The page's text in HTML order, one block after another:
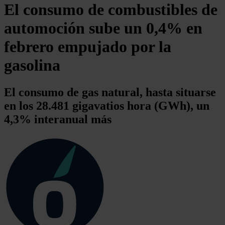
El consumo de combustibles de
automoción sube un 0,4% en
febrero empujado por la
gasolina
El consumo de gas natural, hasta situarse
en los 28.481 gigavatios hora (GWh), un
4,3% interanual más